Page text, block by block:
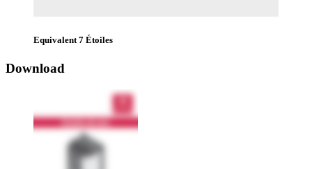
Equivalent 7 Étoiles
Download